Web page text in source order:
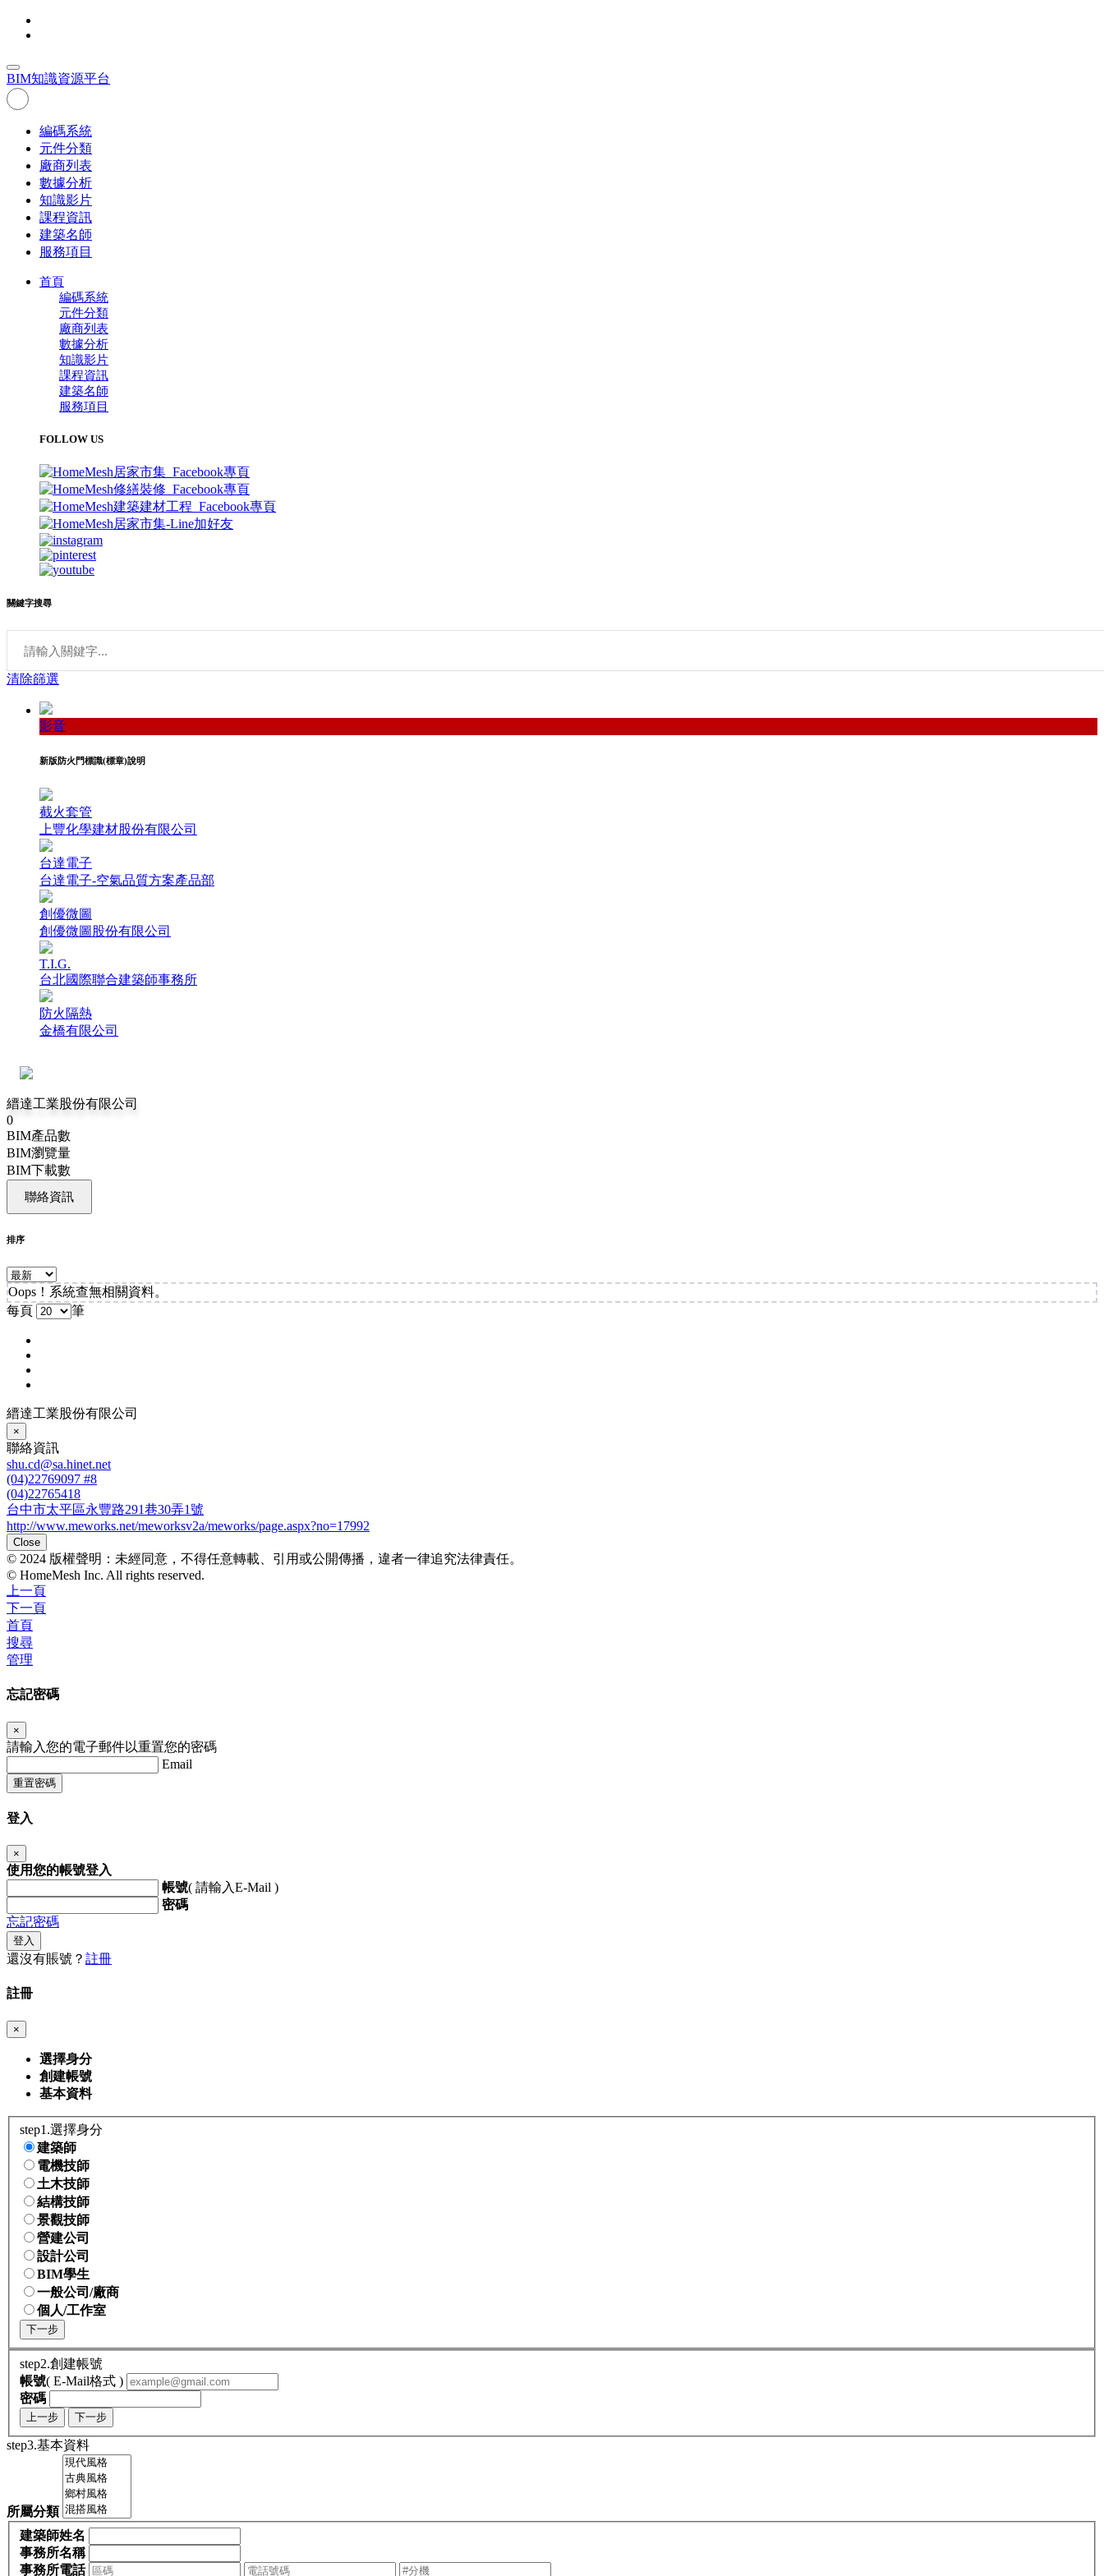
BIM知識資源平台
編碼系統
元件分類
廠商列表
數據分析
知識影片
課程資訊
建築名師
服務項目
首頁
編碼系統
元件分類
廠商列表
數據分析
知識影片
課程資訊
建築名師
服務項目
FOLLOW US
關鍵字搜尋
清除篩選
影音
新版防火門標識(標章)說明
截火套管
上豐化學建材股份有限公司
台達電子
台達電子-空氣品質方案產品部
創優微圖
創優微圖股份有限公司
T.I.G.
台北國際聯合建築師事務所
防火隔熱
金橋有限公司
縉達工業股份有限公司
0
BIM產品數
BIM瀏覽量
BIM下載數
聯絡資訊
排序
Oops！系統查無相關資料。
每頁
筆
縉達工業股份有限公司
×
聯絡資訊
shu.cd@sa.hinet.net
(04)22769097 #8
(04)22765418
台中市太平區永豐路291巷30弄1號
http://www.meworks.net/meworksv2a/meworks/page.aspx?no=17992
Close
© 2024 版權聲明：未經同意，不得任意轉載、引用或公開傳播，違者一律追究法律責任。
© HomeMesh Inc. All rights reserved.
上一頁
下一頁
首頁
搜尋
管理
忘記密碼
×
請輸入您的電子郵件以重置您的密碼
Email
重置密碼
登入
×
使用您的帳號登入
帳號( 請輸入E-Mail )
密碼
忘記密碼
登入
還沒有賬號？ 註冊
註冊
×
選擇身分
創建帳號
基本資料
step1.選擇身分
建築師
電機技師
土木技師
結構技師
景觀技師
營建公司
設計公司
BIM學生
一般公司/廠商
個人/工作室
下一步
step2.創建帳號
帳號( E-Mail格式 )
密碼
上一步 下一步
step3.基本資料
所屬分類
建築師姓名
事務所名稱
事務所電話